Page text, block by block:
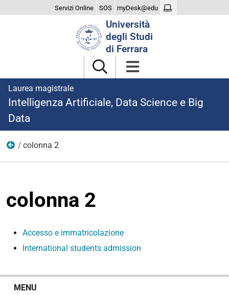
Servizi Online SOS myDesk@edu
Università
degli Studi
di Ferrara
Laurea magistrale
Intelligenza Artificiale, Data Science e Big
Data
Iscriversi
colonna 2
colonna 2
Accesso e immatricolazione
International students admission
MENU